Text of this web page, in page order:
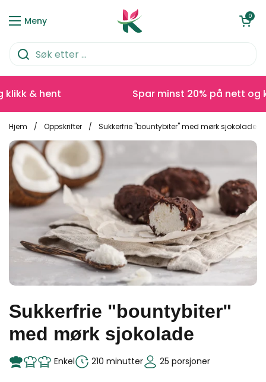
Meny
Åpen0
& hent Spar minst 20% på nett og
Hjem / Oppskrifter / Sukkerfrie "bountybiter" med mørk sjokolade
Sukkerfrie "bountybiter"
med mørk sjokolade
Enkel 210 minutter 25 porsjoner